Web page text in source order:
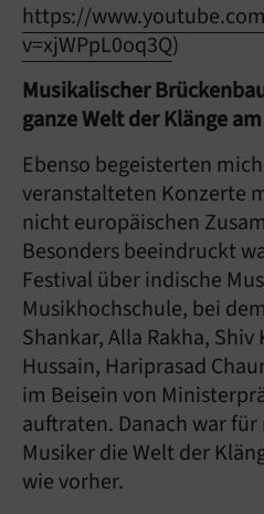
https://
v=xjWPpL0oq3Q)
Musikalischer
ganze Welt der Klänge
Ebenso begeisterten
veranstalteten Konzerte
nicht europäischen
Besonders beeindruckt
Festival über indische
Musikhochschule, bei
Shankar, Alla Rakha,
Hussain, Hariprasad
im Beisein von
auftraten. Danach war
Musiker die Welt der
wie vorher.